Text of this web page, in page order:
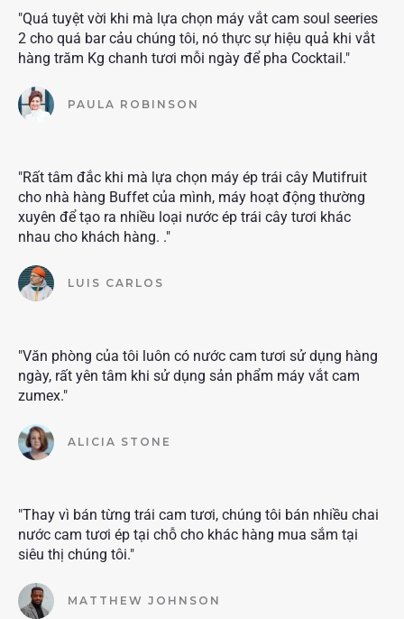
"Quá tuyệt vời khi mà lựa chọn máy vắt cam soul seeries
2 cho quá bar cảu chúng tôi, nó thực sự hiệu quả khi vắt
hàng trăm Kg chanh tươi mỗi ngày để pha Cocktail."
PAULA ROBINSON
"Rất tâm đắc khi mà lựa chọn máy ép trái cây Mutifruit
cho nhà hàng Buffet của mình, máy hoạt động thường
xuyên để tạo ra nhiều loại nước ép trái cây tươi khác
nhau cho khách hàng. ."
LUIS CARLOS
"Văn phòng của tôi luôn có nước cam tươi sử dụng hàng
ngày, rất yên tâm khi sử dụng sản phẩm máy vắt cam
zumex."
ALICIA STONE
"Thay vì bán từng trái cam tươi, chúng tôi bán nhiều chai
nước cam tươi ép tại chỗ cho khác hàng mua sắm tại
siêu thị chúng tôi."
MATTHEW JOHNSON